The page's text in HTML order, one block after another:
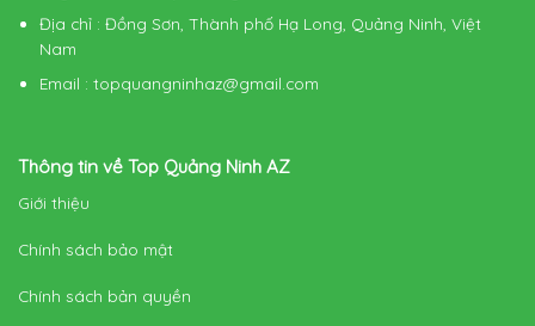
Địa chỉ : Đồng Sơn, Thành phố Hạ Long, Quảng Ninh, Việt
Nam
Email : topquangninhaz@gmail.com
Thông tin về Top Quảng Ninh AZ
Giới thiệu
Chính sách bảo mật
Chính sách bản quyền